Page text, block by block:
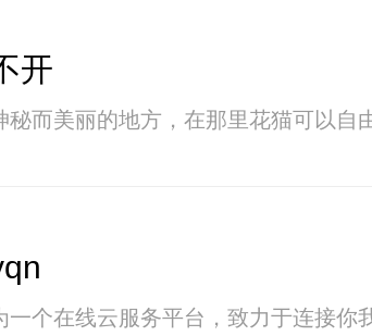
开
秘而美丽的地方，在那里花猫可以自
一个在线云服务平台，致力于连接你